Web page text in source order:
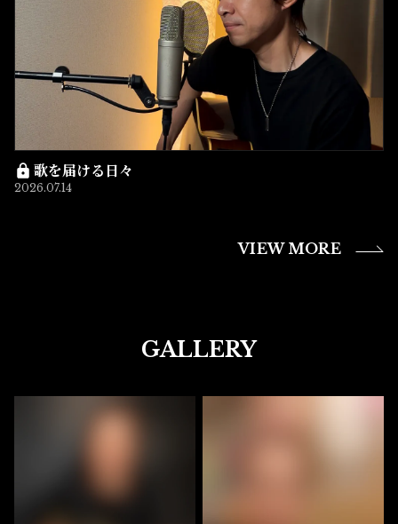
歌を届ける日々
2026.07.14
VIEW MORE
GALLERY